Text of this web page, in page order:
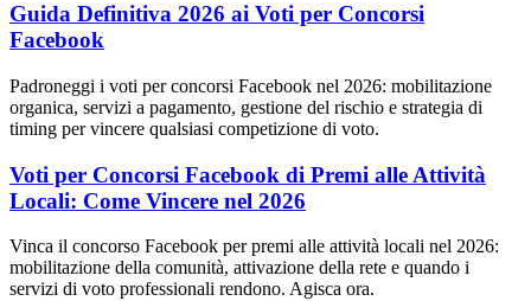
Guida Definitiva 2026 ai Voti per Concorsi
Facebook
Padroneggi i voti per concorsi Facebook nel 2026: mobilitazione
organica, servizi a pagamento, gestione del rischio e strategia di
timing per vincere qualsiasi competizione di voto.
Voti per Concorsi Facebook di Premi alle Attività
Locali: Come Vincere nel 2026
Vinca il concorso Facebook per premi alle attività locali nel 2026:
mobilitazione della comunità, attivazione della rete e quando i
servizi di voto professionali rendono. Agisca ora.